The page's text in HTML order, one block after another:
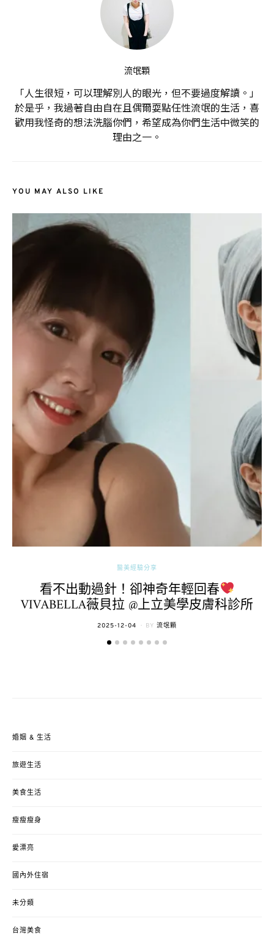
流氓顆
「人生很短，可以理解別人的眼光，但不要過度解讀。」
於是乎，我過著自由自在且偶爾耍點任性流氓的生活，喜
歡用我怪奇的想法洗腦你們，希望成為你們生活中微笑的
理由之一。
YOU MAY ALSO LIKE
醫美經驗分享
看不出動過針！卻神奇年輕回春
VIVABELLA薇貝拉 @上立美學皮膚科診所
POSTED
2025-12-04 BY 流氓顆
婚姻 & 生活
旅遊生活
美食生活
瘦瘦瘦身
愛漂亮
國內外住宿
未分類
台灣美食